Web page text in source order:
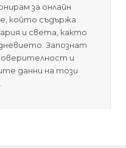
за онлайн
който съдържа
и света, както
Запознат
и
данни на този